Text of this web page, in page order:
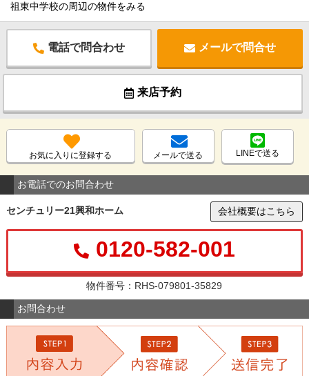
祖東中学校の周辺の物件をみる
電話で問合わせ メールで問合せ
来店予約
お気に入りに登録する メールで送る LINEで送る
お電話でのお問合わせ
センチュリー21興和ホーム 会社概要はこちら
0120-582-001
物件番号：RHS-079801-35829
お問合わせ